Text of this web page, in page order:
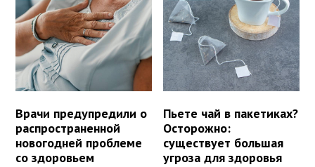
Врачи предупредили о
распространенной
новогодней проблеме
со здоровьем
Пьете чай в пакетиках?
Осторожно:
существует большая
угроза для здоровья